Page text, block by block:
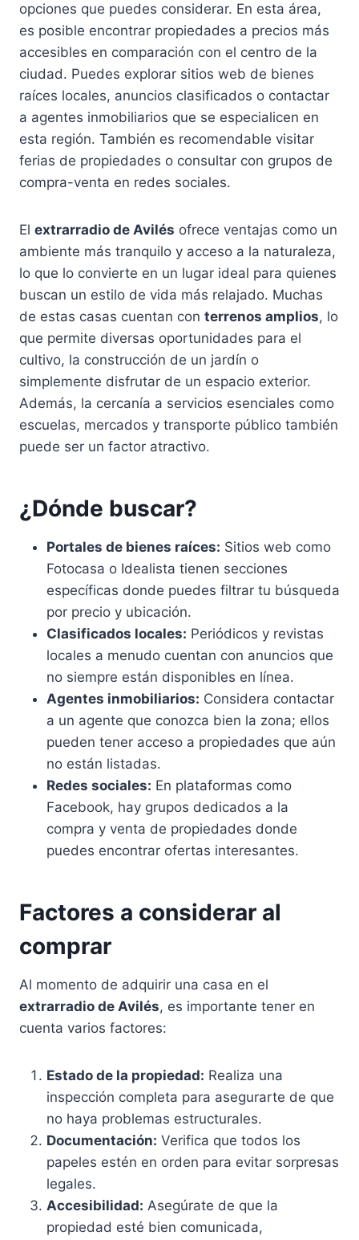
opciones que puedes considerar. En esta área,
es posible encontrar propiedades a precios más
accesibles en comparación con el centro de la
ciudad. Puedes explorar sitios web de bienes
raíces locales, anuncios clasificados o contactar
a agentes inmobiliarios que se especialicen en
esta región. También es recomendable visitar
ferias de propiedades o consultar con grupos de
compra-venta en redes sociales.
El extrarradio de Avilés ofrece ventajas como un
ambiente más tranquilo y acceso a la naturaleza,
lo que lo convierte en un lugar ideal para quienes
buscan un estilo de vida más relajado. Muchas
de estas casas cuentan con terrenos amplios, lo
que permite diversas oportunidades para el
cultivo, la construcción de un jardín o
simplemente disfrutar de un espacio exterior.
Además, la cercanía a servicios esenciales como
escuelas, mercados y transporte público también
puede ser un factor atractivo.
¿Dónde buscar?
Portales de bienes raíces: Sitios web como
Fotocasa o Idealista tienen secciones
específicas donde puedes filtrar tu búsqueda
por precio y ubicación.
Clasificados locales: Periódicos y revistas
locales a menudo cuentan con anuncios que
no siempre están disponibles en línea.
Agentes inmobiliarios: Considera contactar
a un agente que conozca bien la zona; ellos
pueden tener acceso a propiedades que aún
no están listadas.
Redes sociales: En plataformas como
Facebook, hay grupos dedicados a la
compra y venta de propiedades donde
puedes encontrar ofertas interesantes.
Factores a considerar al
comprar
Al momento de adquirir una casa en el
extrarradio de Avilés, es importante tener en
cuenta varios factores:
Estado de la propiedad: Realiza una
inspección completa para asegurarte de que
no haya problemas estructurales.
Documentación: Verifica que todos los
papeles estén en orden para evitar sorpresas
legales.
Accesibilidad: Asegúrate de que la
propiedad esté bien comunicada,